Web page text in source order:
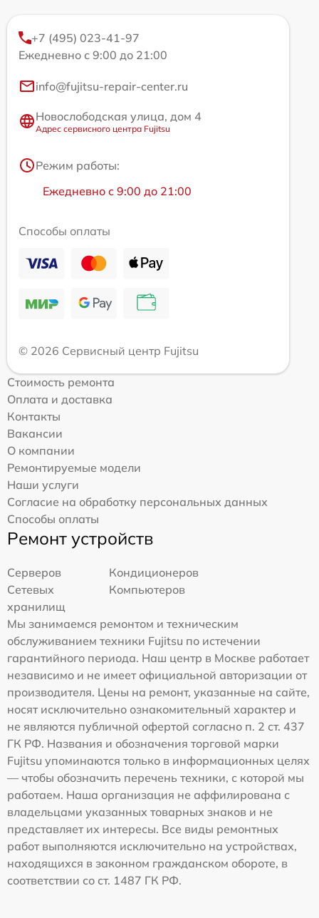
+7 (495) 023-41-97
Ежедневно с 9:00 до 21:00
info@fujitsu-repair-center.ru
Новослободская улица, дом 4
Адрес сервисного центра Fujitsu
Режим работы:
Ежедневно с 9:00 до 21:00
Способы оплаты
© 2026 Сервисный центр Fujitsu
Стоимость ремонта
Оплата и доставка
Контакты
Вакансии
О компании
Ремонтируемые модели
Наши услуги
Согласие на обработку персональных данных
Способы оплаты
Ремонт устройств
Серверов
Кондиционеров
Сетевых
хранилищ
Компьютеров
Мы занимаемся ремонтом и техническим
обслуживанием техники Fujitsu по истечении
гарантийного периода. Наш центр в Москве работает
независимо и не имеет официальной авторизации от
производителя. Цены на ремонт, указанные на сайте,
носят исключительно ознакомительный характер и
не являются публичной офертой согласно п. 2 ст. 437
ГК РФ. Названия и обозначения торговой марки
Fujitsu упоминаются только в информационных целях
— чтобы обозначить перечень техники, с которой мы
работаем. Наша организация не аффилирована с
владельцами указанных товарных знаков и не
представляет их интересы. Все виды ремонтных
работ выполняются исключительно на устройствах,
находящихся в законном гражданском обороте, в
соответствии со ст. 1487 ГК РФ.